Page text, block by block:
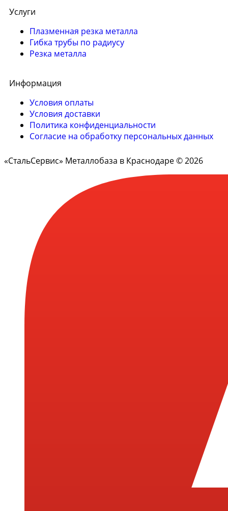
Услуги
Плазменная резка металла
Гибка трубы по радиусу
Резка металла
Информация
Условия оплаты
Условия доставки
Политика конфиденциальности
Согласие на обработку персональных данных
«СтальСервис» Металлобаза в Краснодаре © 2026